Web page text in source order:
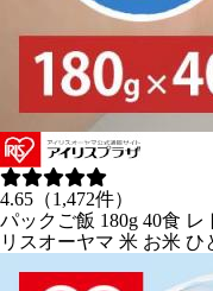
4.65（1,472件）
パックご飯 180g 40食
リスオーヤマ 米 お米